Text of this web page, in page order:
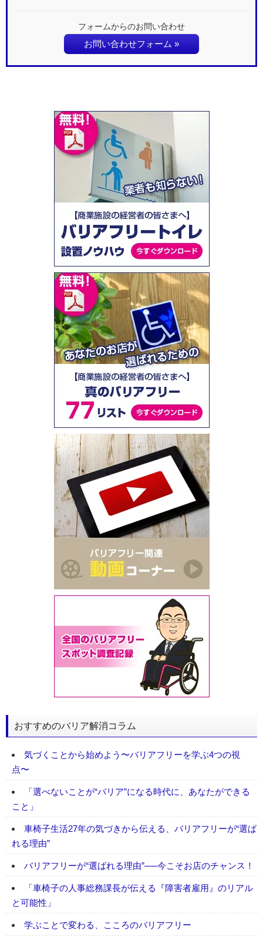
フォームからのお問い合わせ
お問い合わせフォーム »
おすすめのバリア解消コラム
気づくことから始めよう〜バリアフリーを学ぶ4つの視
点〜
「選べないことが“バリア”になる時代に、あなたができる
こと」
車椅子生活27年の気づきから伝える、バリアフリーが“選ば
れる理由”
バリアフリーが“選ばれる理由”──今こそお店のチャンス！
「車椅子の人事総務課長が伝える『障害者雇用』のリアル
と可能性」
学ぶことで変わる、こころのバリアフリー